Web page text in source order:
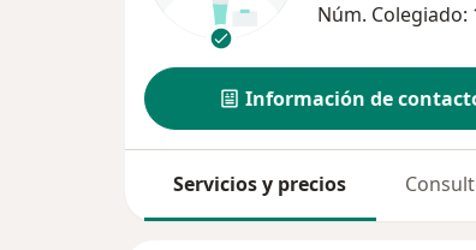
Núm. Colegiado:
Información de
Servicios y precios